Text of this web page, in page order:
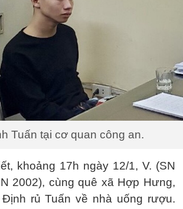
Tuấn tại cơ quan công an.
khoảng 17h ngày 12/1, V. (SN
2002), cùng quê xã Hợp Hưng,
rủ Tuấn về nhà uống rượu.